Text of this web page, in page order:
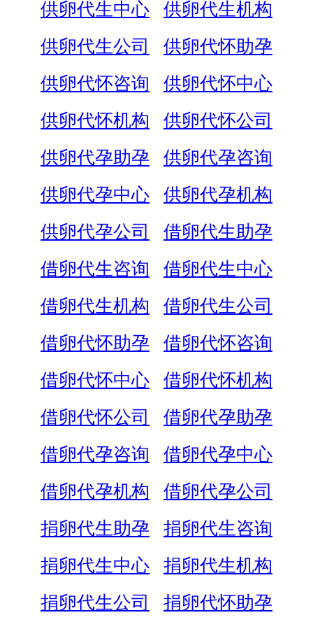
供卵代生中心
供卵代生机构
供卵代生公司
供卵代怀助孕
供卵代怀咨询
供卵代怀中心
供卵代怀机构
供卵代怀公司
供卵代孕助孕
供卵代孕咨询
供卵代孕中心
供卵代孕机构
供卵代孕公司
借卵代生助孕
借卵代生咨询
借卵代生中心
借卵代生机构
借卵代生公司
借卵代怀助孕
借卵代怀咨询
借卵代怀中心
借卵代怀机构
借卵代怀公司
借卵代孕助孕
借卵代孕咨询
借卵代孕中心
借卵代孕机构
借卵代孕公司
捐卵代生助孕
捐卵代生咨询
捐卵代生中心
捐卵代生机构
捐卵代生公司
捐卵代怀助孕